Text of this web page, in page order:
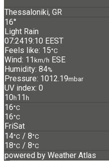
Thessaloniki, GR
16°
Light Rain
07:2419:10 EEST
Feels like: 15°C
Wind: 11 km/h ESE
Humidity: 84%
Pressure: 1012.19mbar
UV index: 0
10 h11 h
16°C
16°C
FriSat
14°C / 8°C
18°C / 8°C
powered by Weather Atlas